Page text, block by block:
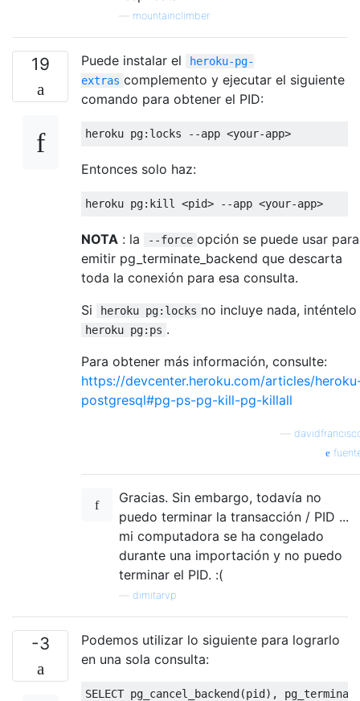
mountainclimber
19 Puede instalar el
heroku-pg-
extras complemento y ejecutar el siguiente
comando para obtener el PID:
heroku pg: locks --app <your-app>
Entonces solo haz:
heroku pg: kill <pid> --app <your-app>
NOTA : la --force opción se puede usar para
emitir pg_terminate_backend que descarta
toda la conexión para esa consulta.
Si
heroku pg:locks no incluye nada, inténtelo
heroku pg:ps .
Para obtener más información, consulte:
https://devcenter.heroku.com/articles/
postgresql#pg-ps-pg-kill-pg-killall
Gracias. Sin embargo, todavía no
puedo terminar la transacción / PID ...
mi computadora se ha congelado
durante una importación y no puedo
terminar el PID. :(
dimitarvp
-3
Podemos utilizar lo siguiente para lograrlo
en una sola consulta:
SELECT pg_cancel_backend(pid),